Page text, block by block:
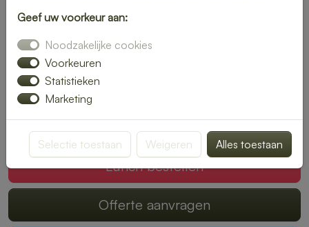
in Geijsteren en geniet van verse gerechten op jouw
gewenste locatie. Van kleurrijke salades tot knapperige
broodjes – wij bezorgen jouw lunch vers en op tijd.
Plaats eenvoudig je bestelling online en laat je verrassen
door smaak en kwaliteit.
Mogen wij jouw lunch verzorgen?
Lunch bestellen
Offerte aanvragen
Geef uw voorkeur aan:
Noodzakelijke cookies
Voorkeuren
Statistieken
Marketing
Selectie toestaan Weigeren Alles toestaan